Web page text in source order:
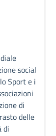
social
Sport e i
di
delle
di